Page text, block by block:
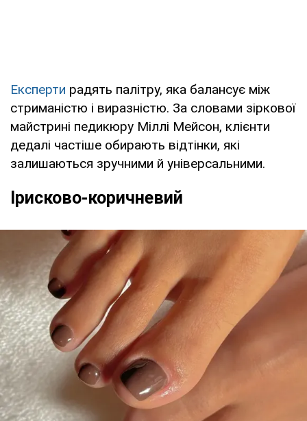
Експерти радять палітру, яка балансує між
стриманістю і виразністю. За словами зіркової
майстрині педикюру Міллі Мейсон, клієнти
дедалі частіше обирають відтінки, які
залишаються зручними й універсальними.
Ірисково-коричневий